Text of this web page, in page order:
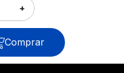
+
Comprar